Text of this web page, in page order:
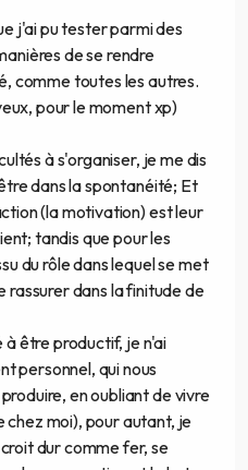
j'ai pu tester parmi des
de se rendre
comme toutes les autres.
pour le moment xp)
à s'organiser, je me dis
dans la spontanéité; Et
(la motivation) est leur
tandis que pour les
du rôle dans lequel se met
rassurer dans la finitude de
à être productif, je n'ai
personnel, qui nous
en oubliant de vivre
moi), pour autant, je
dur comme fer, se